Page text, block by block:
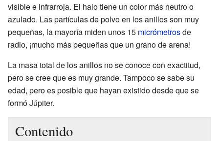
visible e infrarroja. El halo tiene un color más neutro o
azulado. Las partículas de polvo en los anillos son muy
pequeñas, la mayoría miden unos 15 micrómetrosde
radio, ¡mucho más pequeñas que un grano de arena!
La masa total de los anillos no se conoce con exactitud,
pero se cree que es muy grande. Tampoco se sabe su
edad, pero es posible que hayan existido desde que se
formó Júpiter.
Contenido